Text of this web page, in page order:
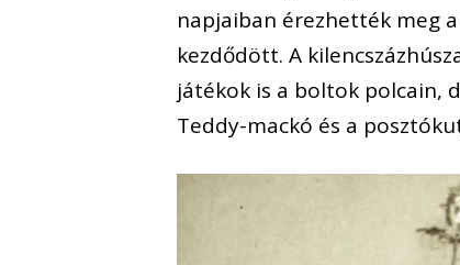
napjaiban érezhették meg
kezdődött. A
játékok is a boltok polcain,
Teddy-mackó és a